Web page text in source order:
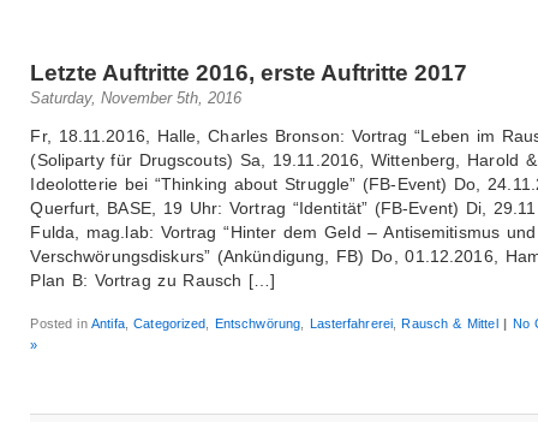
Letzte Auftritte 2016, erste Auftritte 2017
Saturday, November 5th, 2016
Fr, 18.11.2016, Halle, Charles Bronson: Vortrag “Leben im
(Soliparty für Drugscouts) Sa, 19.11.2016, Wittenberg, Harold
Ideolotterie bei “Thinking about Struggle” (FB-Event) Do,
Querfurt, BASE, 19 Uhr: Vortrag “Identität” (FB-Event) Di,
Fulda, mag.lab: Vortrag “Hinter dem Geld – Antisemitismus und
Verschwörungsdiskurs” (Ankündigung, FB) Do, 01.12.2016,
Plan B: Vortrag zu Rausch […]
Posted inAntifa,Categorized Entschwörung Lasterfahrerei,Rausch & Mittel | No
»